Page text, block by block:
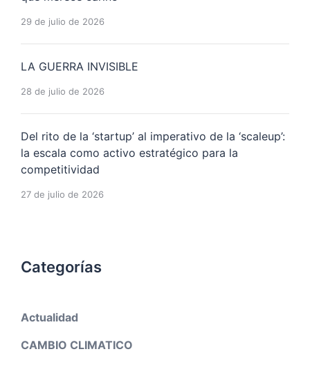
29 de julio de 2026
LA GUERRA INVISIBLE
28 de julio de 2026
Del rito de la ‘startup’ al imperativo de la ‘scaleup’:
la escala como activo estratégico para la
competitividad
27 de julio de 2026
Categorías
Actualidad
CAMBIO CLIMATICO